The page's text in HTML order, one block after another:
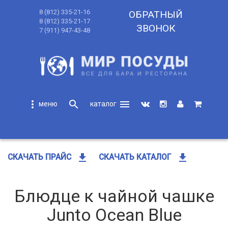
8 (812) 335-21-16
8 (812) 335-21-17
7 (911) 947-43-48
ОБРАТНЫЙ
ЗВОНОК
more_vert search
menu
СКАЧАТЬ ПРАЙС get_app СКАЧАТЬ КАТАЛОГ get_app
Блюдце к чайной чашке
Junto Ocean Blue